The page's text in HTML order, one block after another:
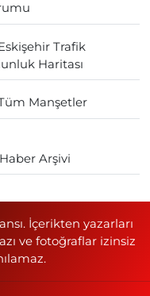
Trafik
Haritası
Manşetler
Haber Arşivi
İçerikten yazarları
ve fotoğraflar izinsiz